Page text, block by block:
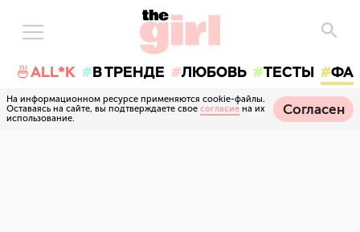
🍜ALL*K В ТРЕНДЕ ЛЮБОВЬ ТЕСТЫ
На информационном ресурсе применяются cookie-файлы.
Оставаясь на сайте, вы подтверждаете свое согласие на их
использование.
Согласен